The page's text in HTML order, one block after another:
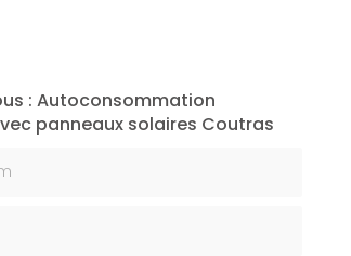
: Autoconsommation
panneaux solaires Coutras